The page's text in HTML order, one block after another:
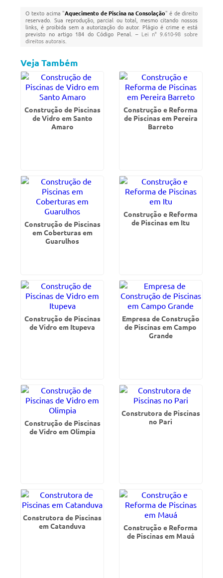
O texto acima "Aquecimento de Piscina na Consolação" é de direito
reservado. Sua reprodução, parcial ou total, mesmo citando nossos
links, é proibida sem a autorização do autor. Plágio é crime e está
previsto no artigo 184 do Código Penal. – Lei n° 9.610-98 sobre
direitos autorais
Veja Também
Construção de Piscinas
de Vidro em Santo
Amaro
Construção e Reforma
de Piscinas em Pereira
Barreto
Construção de Piscinas
em Coberturas em
Guarulhos
Construção e Reforma
de Piscinas em Itu
Construção de Piscinas
de Vidro em Itupeva
Empresa de Construção
de Piscinas em Campo
Grande
Construção de Piscinas
de Vidro em Olimpia
Construtora de Piscinas
no Pari
Construtora de Piscinas
em Catanduva
Construção e Reforma
de Piscinas em Mauá